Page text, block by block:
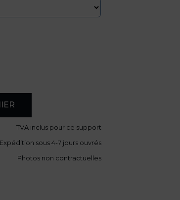
TVA inclus pour ce support
Expédition sous 4-7 jours ouvrés
Photos non contractuelles